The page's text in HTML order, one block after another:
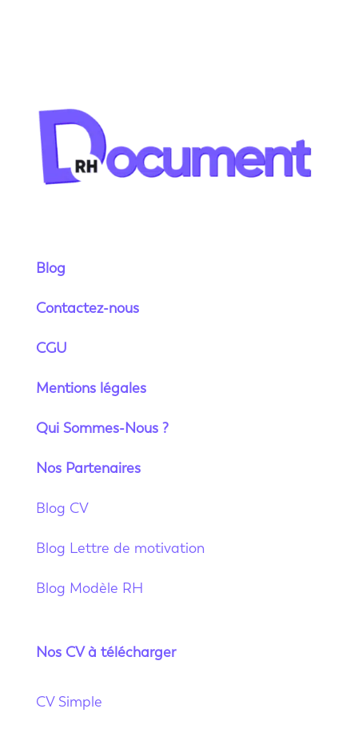
Blog
Contactez-nous
CGU
Mentions légales
Qui Sommes-Nous ?
Nos Partenaires
Blog CV
Blog Lettre de motivation
Blog Modèle RH
Nos CV à télécharger
CV Simple